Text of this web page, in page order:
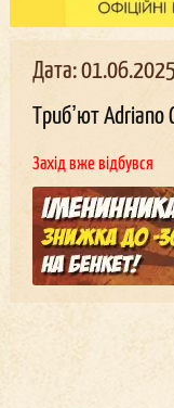
Дата: 01.06.2025
Трибʼют Adriano
Захід вже відбувся